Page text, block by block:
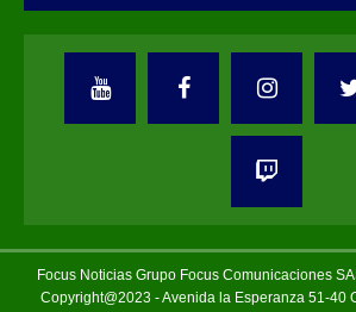
Focus Noticias Grupo Focus Comunicaciones
Copyright@2023 - Avenida la Esperanza 51-40